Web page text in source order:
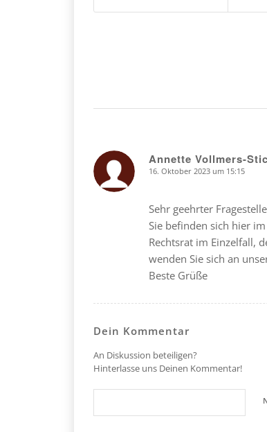
Annette Vollmers-
says: 16. Oktober 2023 um 15:15
Sehr geehrter
Sie befinden sich hier
Rechtsrat im Einzelfall,
wenden Sie sich an
Beste Grüße
Dein Kommentar
An Diskussion beteiligen?
Hinterlasse uns Deinen Kommentar!